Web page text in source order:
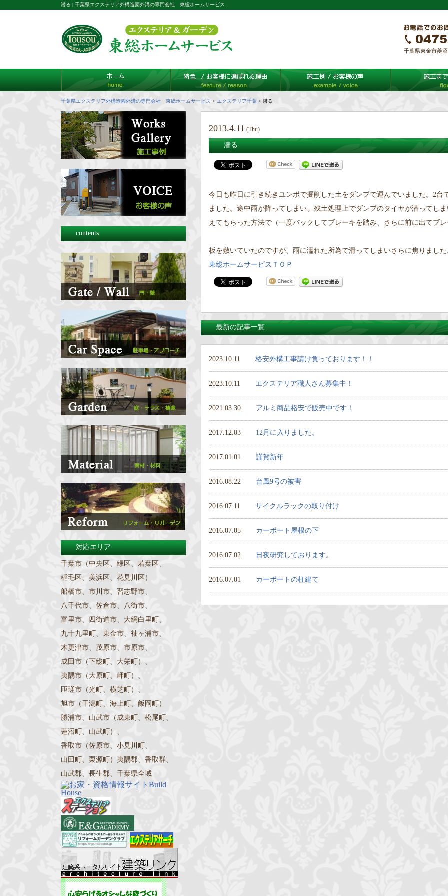
潜る | 千葉県エクステリア外構造園外溝の専門会社 東総ホームサービス
千葉県東金市菱
千葉県エクステリア外構造園外溝の専門会社 東総ホームサービス > エクステリア千葉 > 潜る
2013.4.11 (Thu)
潜る
今日も昨日に引き続きユンボで掘削した土をダンプで運んでいました。2
ました。途中雨が降ってしまい、残土処理上でダンプのタイヤが潜ってし
えてもらった方法で（一度バックしてブレーキを踏み、さらに前に出てブ
板を敷いていたのですが、雨に濡れた所為で滑ってしまいさらに焦りまし
東総ホームサービスＴＯＰ
最新の記事一覧
2023.10.11 格安外構工事請け負っております！！
2023.10.11 エクステリア職人さん募集中！
2021.03.30 アルミ商品格安で販売中です！
2017.12.03 12月に入りました。
2017.01.01 謹賀新年
2016.08.22 台風9号の被害
2016.07.11 サイクルラックの取り付け
2016.07.05 カーポート屋根の下
2016.07.02 日夜研究しております。
2016.07.01 カーポートの柱建て
contents
対応エリア
千葉市（中央区、緑区、若葉区、
稲毛区、美浜区、花見川区）
船橋市、市川市、習志野市、
八千代市、佐倉市、八街市、
富里市、四街道市、大網白里町、
九十九里町、東金市、袖ヶ浦市、
木更津市、茂原市、市原市、
成田市（下総町、大栄町）、
夷隅市（大原町、岬町）、
匝瑳市（光町、横芝町）、
旭市（干潟町、海上町、飯岡町）
勝浦市、山武市（成東町、松尾町、
蓮沼町、山武町）、
香取市（佐原市、小見川町、
山田町、栗源町）夷隅郡、香取群、
山武郡、長生郡、千葉県全域